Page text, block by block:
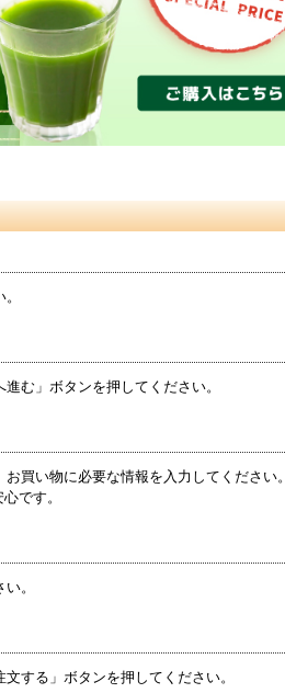
む」ボタンを押してください。
買い物に必要な情報を入力してください。
です。
。
する」ボタンを押してください。